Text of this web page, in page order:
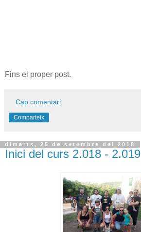
Fins el proper post.
Cap comentari:
Comparteix
dimarts, 25 de setembre del 2018
Inici del curs 2.018 - 2.019